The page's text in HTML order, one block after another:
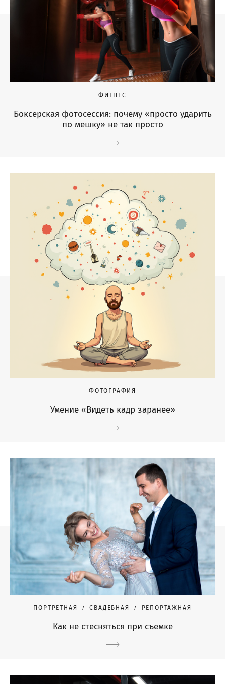
ФИТНЕС
Боксерская фотосессия: почему «просто ударить
по мешку» не так просто
ФОТОГРАФИЯ
Умение «Видеть кадр заранее»
ПОРТРЕТНАЯ СВАДЕБНАЯ РЕПОРТАЖНАЯ
Как не стесняться при съемке